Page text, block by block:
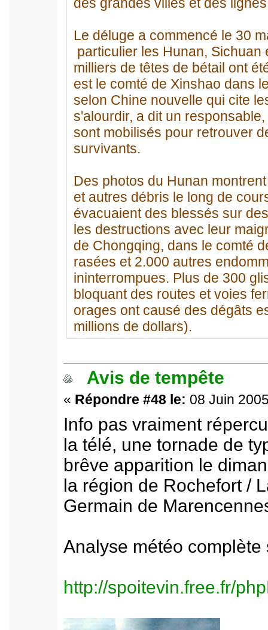
des grandes villes et des
Le déluge a commencé le 30
particulier les Hunan,
milliers de têtes de bétail ont
est le comté de Xinshao dans
selon Chine nouvelle qui cite
s'alourdir, a dit un
sont mobilisés pour retrouver
survivants.
Des photos du Hunan
et autres débris le long de
évacuaient des blessés sur
les destructions avec leur
de Chongqing, dans le comté
rasées et 2.000 autres
ininterrompues. Plus de 300
bloquant des routes et voies
orages ont causé des dégâts
millions de dollars).
Avis de tempête
« Répondre #48 le: 08 Juin
Info pas vraiment
la télé, une tornade de
brêve apparition le
la région de Rochefort /
Germain de
Analyse météo complète
http://spoitevin.free.fr/